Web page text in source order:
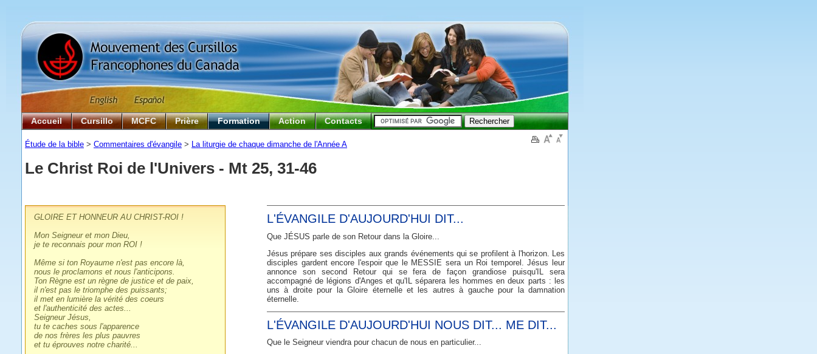
Accueil Cursillo MCFC Prière Formation Action Contacts
Étude de la bible > Commentaires d'évangile > La liturgie de chaque dimanche de l'Année A
Le Christ Roi de l'Univers - Mt 25, 31-46
GLOIRE ET HONNEUR AU CHRIST-ROI !
Mon Seigneur et mon Dieu,
je te reconnais pour mon ROI !
Même si ton Royaume n'est pas encore là,
nous le proclamons et nous l'anticipons.
Ton Règne est un règne de justice et de paix,
il n'est pas le triomphe des puissants;
il met en lumière la vérité des coeurs
et l'authenticité des actes...
Seigneur Jésus,
tu te caches sous l'apparence
de nos frères les plus pauvres
et tu éprouves notre charité...
L'ÉVANGILE D'AUJOURD'HUI DIT...
Que JÉSUS parle de son Retour dans la Gloire...
Jésus prépare ses disciples aux grands événements qui se profilent à l'horizon. Les
disciples gardent encore l'espoir que le MESSIE sera un Roi temporel. Jésus leur
annonce son second Retour qui se fera de façon grandiose puisqu'IL sera
accompagné de légions d'Anges et qu'IL séparera les hommes en deux parts : les
uns à droite pour la Gloire éternelle et les autres à gauche pour la damnation
éternelle.
L'ÉVANGILE D'AUJOURD'HUI NOUS DIT... ME DIT...
Que le Seigneur viendra pour chacun de nous en particulier...